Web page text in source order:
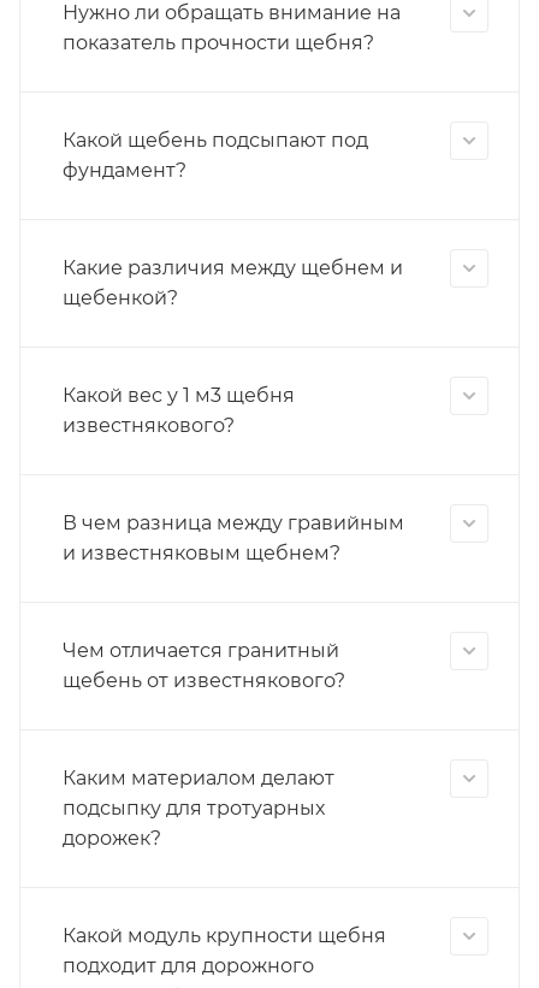
Нужно ли обращать внимание на
показатель прочности щебня?
Какой щебень подсыпают под
фундамент?
Какие различия между щебнем и
щебенкой?
Какой вес у 1 м3 щебня
известнякового?
В чем разница между гравийным
и известняковым щебнем?
Чем отличается гранитный
щебень от известнякового?
Каким материалом делают
подсыпку для тротуарных
дорожек?
Какой модуль крупности щебня
подходит для дорожного